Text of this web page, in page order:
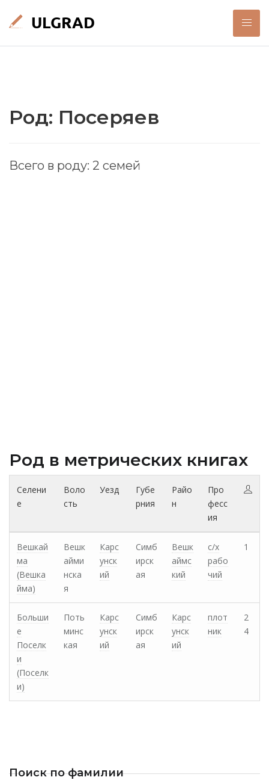
Род: Посеряев
Всего в роду: 2 семей
Род в метрических книгах
Селени
е
Воло
сть
Уезд
Губе
рния
Райо
н
Про
фесс
ия
Вешкай
ма
(Вешка
йма)
Вешк
айми
нска
я
Карс
унск
ий
Симб
ирск
ая
Вешк
аймс
кий
с/х
рабо
чий
1
Больши
е
Поселк
и
(Поселк
и)
Поть
минс
кая
Карс
унск
ий
Симб
ирск
ая
Карс
унск
ий
плот
ник
2
4
Поиск по фамилии